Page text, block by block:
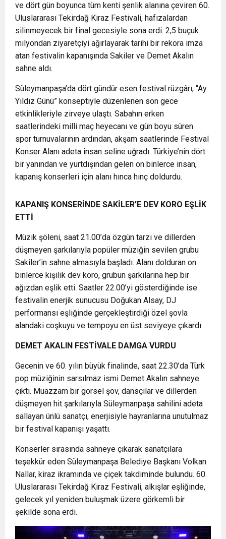
ve dört gün boyunca tüm kenti şenlik alanına çeviren 60.
Uluslararası Tekirdağ Kiraz Festivali, hafızalardan
silinmeyecek bir final gecesiyle sona erdi. 2,5 buçuk
milyondan ziyaretçiyi ağırlayarak tarihi bir rekora imza
atan festivalin kapanışında Sakiler ve Demet Akalın
sahne aldı.
Süleymanpaşa’da dört gündür esen festival rüzgârı, “Ay
Yıldız Günü” konseptiyle düzenlenen son gece
etkinlikleriyle zirveye ulaştı. Sabahın erken
saatlerindeki milli maç heyecanı ve gün boyu süren
spor turnuvalarının ardından, akşam saatlerinde Festival
Konser Alanı adeta insan seline uğradı. Türkiye’nin dört
bir yanından ve yurtdışından gelen on binlerce insan,
kapanış konserleri için alanı hınca hınç doldurdu.
KAPANIŞ KONSERİNDE SAKİLER’E DEV KORO EŞLİK
ETTİ
Müzik şöleni, saat 21.00’da özgün tarzı ve dillerden
düşmeyen şarkılarıyla popüler müziğin sevilen grubu
Sakiler’in sahne almasıyla başladı. Alanı dolduran on
binlerce kişilik dev koro, grubun şarkılarına hep bir
ağızdan eşlik etti. Saatler 22.00’yi gösterdiğinde ise
festivalin enerjik sunucusu Doğukan Alsay, DJ
performansı eşliğinde gerçekleştirdiği özel şovla
alandaki coşkuyu ve tempoyu en üst seviyeye çıkardı.
DEMET AKALIN FESTİVALE DAMGA VURDU
Gecenin ve 60. yılın büyük finalinde, saat 22.30’da Türk
pop müziğinin sarsılmaz ismi Demet Akalın sahneye
çıktı. Muazzam bir görsel şov, dansçılar ve dillerden
düşmeyen hit şarkılarıyla Süleymanpaşa sahilini adeta
sallayan ünlü sanatçı, enerjisiyle hayranlarına unutulmaz
bir festival kapanışı yaşattı.
Konserler sırasında sahneye çıkarak sanatçılara
teşekkür eden Süleymanpaşa Belediye Başkanı Volkan
Nallar, kiraz ikramında ve çiçek takdiminde bulundu. 60.
Uluslararası Tekirdağ Kiraz Festivali, alkışlar eşliğinde,
gelecek yıl yeniden buluşmak üzere görkemli bir
şekilde sona erdi.